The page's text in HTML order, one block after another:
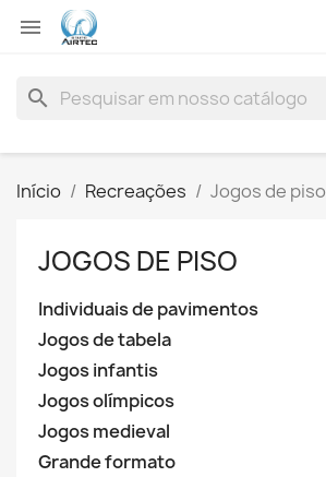

search
Início Recreações Jogos de piso
JOGOS DE PISO
Individuais de pavimentos
Jogos de tabela
Jogos infantis
Jogos olímpicos
Jogos medieval
Grande formato